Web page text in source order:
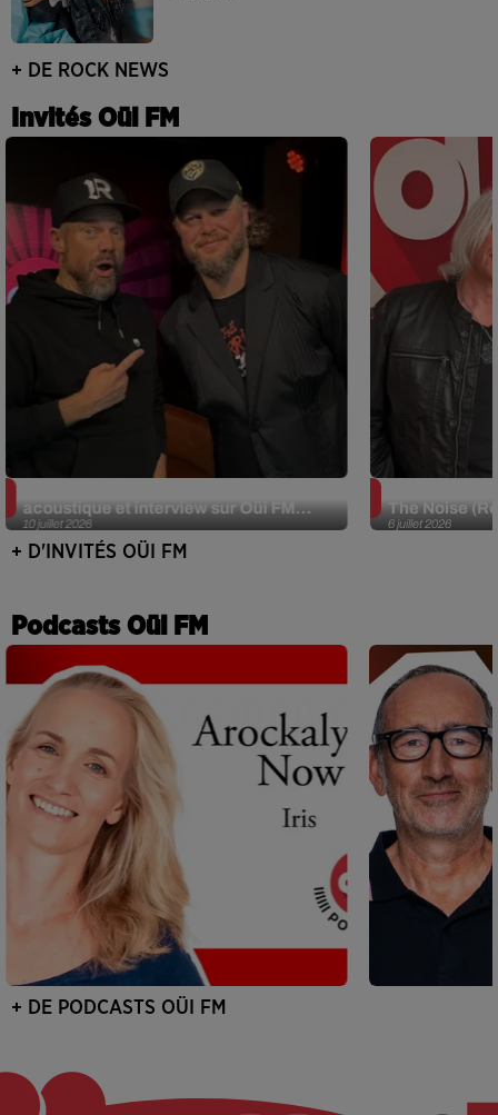
+ DE ROCK NEWS
Invités Oüi FM
10 juillet 2026
acoustique et interview sur Oüi FM...
6 juillet 2026
The Noise
+ D'INVITÉS OÜI FM
Podcasts Oüi FM
+ DE PODCASTS OÜI FM